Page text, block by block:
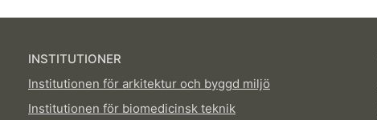
INSTITUTIONER
Institutionen för arkitektur och byggd miljö
Institutionen för biomedicinsk teknik